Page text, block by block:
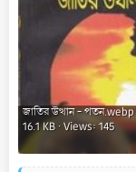
জাতির উত্থান - পতন.webp
16.1 KB · Views: 145